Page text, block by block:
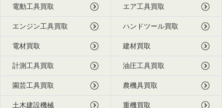
電動工具買取 エア工具買取
エンジン工具買取 ハンドツール買取
電材買取 建材買取
計測工具買取 油圧工具買取
園芸工具買取 農機具買取
土木建設機械 重機買取